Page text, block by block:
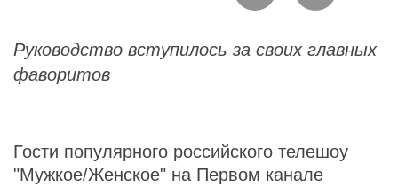
Руководство вступилось за своих главных
фаворитов
Гости популярного российского телешоу
"Мужкое/Женское" на Первом канале